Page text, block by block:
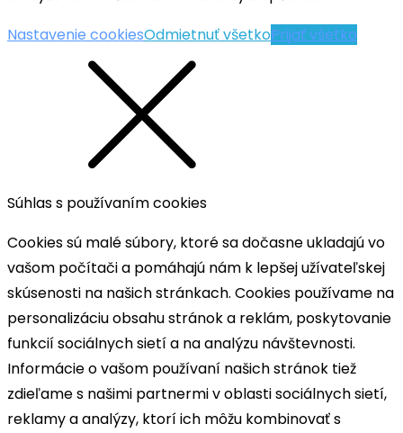
Nastavenie cookiesOdmietnuť všetkoPrijať všetko
Súhlas s používaním cookies
Cookies sú malé súbory, ktoré sa dočasne ukladajú vo
vašom počítači a pomáhajú nám k lepšej užívateľskej
skúsenosti na našich stránkach. Cookies používame na
personalizáciu obsahu stránok a reklám, poskytovanie
funkcií sociálnych sietí a na analýzu návštevnosti.
Informácie o vašom používaní našich stránok tiež
zdieľame s našimi partnermi v oblasti sociálnych sietí,
reklamy a analýzy, ktorí ich môžu kombinovať s